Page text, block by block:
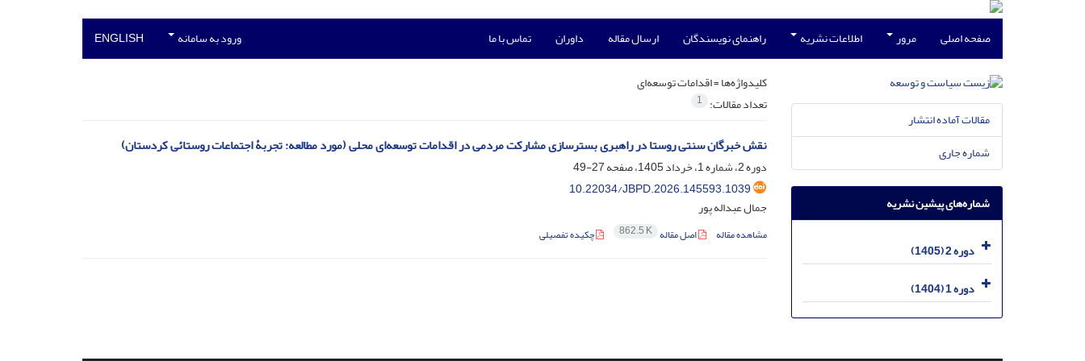
صفحه اصلی مرور اطلاعات نشریه راهنمای نویسندگان ارسال مقاله داوران تماس با ما ورود به سامانه ENGLISH
کلیدواژه‌ها =اقدامات توسعه‌ای
تعداد مقالات: 1
نقش خبرگان سنتی روستا در راهبری بسترسازی مشارکت مردمی در اقدامات توسعه‌ای محلی (مورد مطالعه: تجربۀ اجتماعات روستائی کردستان)
دوره 2، شماره 1، خرداد 1405، صفحه
27-49
10.22034/JBPD.2026.145593.1039
جمال عبداله پور
مشاهده مقاله اصل مقاله 862.5 K چکیده تفصیلی
مقالات آماده انتشار
شماره جاری
شماره‌های پیشین نشریه
دوره 2 (1405)
دوره 1 (1404)